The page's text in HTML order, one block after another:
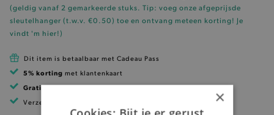
(geldig vanaf 2 gemarkeerde stuks. Tip: voeg onze afgeprijsde
sleutelhanger (t.w.v. €0.50) toe en ontvang meteen korting! Je
vindt 'm hier!)
Dit item is betaalbaar met Cadeau Pass
5% korting met klantenkaart
Gratis verzendingvanaf 99 EUR
Verzending binnen 1 à 2 werkdagen
×